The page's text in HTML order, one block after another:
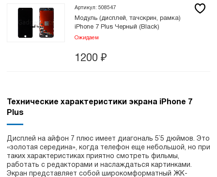
Артикул: 508547
Модуль (дисплей, тачскрин, рамка)
iPhone 7 Plus Черный (Black)
Ожидаем
1200 ₽
Технические характеристики экрана iPhone 7
Plus
Дисплей на айфон 7 плюс имеет диагональ 5`5 дюймов. Это
«золотая середина», когда телефон еще небольшой, но при
таких характеристиках приятно смотреть фильмы,
работать с редакторами и наслаждаться картинками.
Экран представляет собой широкомформатный ЖК-